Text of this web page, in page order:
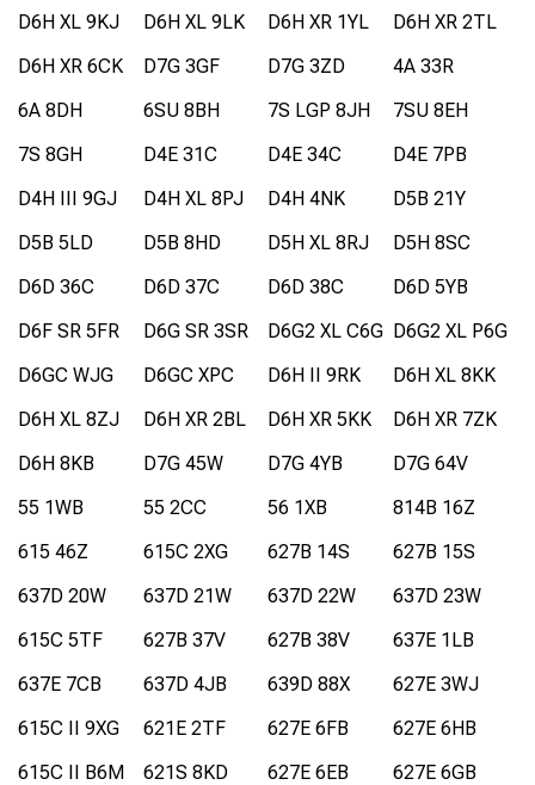
D6H XL 9KJ D6H XL 9LK D6H XR 1YL
D6H XR 2TL
D6H XR 6CK
D7G 3GF D7G 3ZD
4A 33R
6A 8DH
6SU 8BH 7S LGP 8JH
7SU 8EH
7S 8GH
D4E 31C D4E 34C
D4E 7PB
D4H III 9GJ
D4H XL 8PJ D4H 4NK
D5B 21Y
D5B 5LD
D5B 8HD D5H XL 8RJ
D5H 8SC
D6D 36C
D6D 37C D6D 38C
D6D 5YB
D6F SR 5FR
D6G SR 3SR D6G2 XL C6G D6G2 XL P6G
D6GC WJG
D6GC XPC D6H II 9RK
D6H XL 8KK
D6H XL 8ZJ
D6H XR 2BL D6H XR 5KK
D6H XR 7ZK
D6H 8KB
D7G 45W D7G 4YB
D7G 64V
55 1WB
55 2CC 56 1XB
814B 16Z
615 46Z
615C 2XG 627B 14S
627B 15S
637D 20W
637D 21W 637D 22W
637D 23W
615C 5TF
627B 37V 627B 38V
637E 1LB
637E 7CB
637D 4JB 639D 88X
627E 3WJ
615C II 9XG
621E 2TF 627E 6FB
627E 6HB
615C II B6M
621S 8KD 627E 6EB
627E 6GB